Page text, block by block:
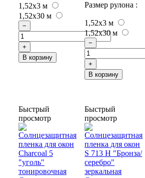
1,52x3 м
1,52x30 м
−
+
В корзину
Размер рулона :
1,52x3 м
1,52x30 м
−
+
В корзину
Быстрый
просмотр
Быстрый
просмотр